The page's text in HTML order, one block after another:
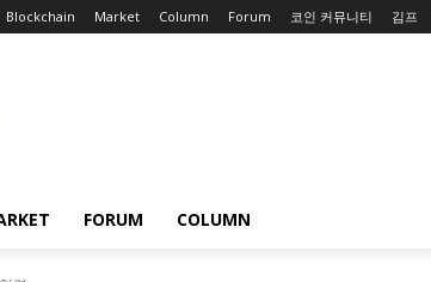
Blockchain Market Column Forum 코인 커뮤니티 김프
FORUM COLUMN